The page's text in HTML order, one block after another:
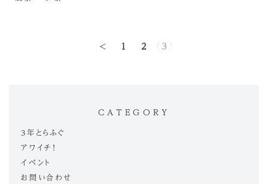
< 1 2 3
CATEGORY
3年とらふぐ
アワイチ！
イベント
お問い合わせ